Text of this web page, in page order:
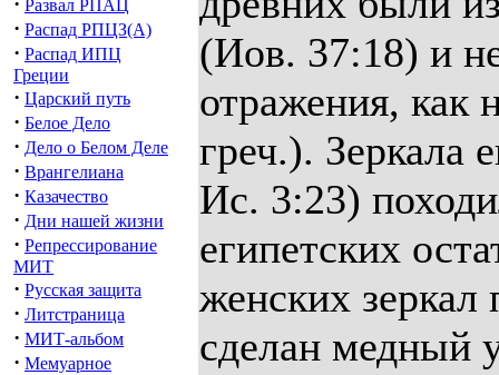
Развал РПАЦ
· Распад РПЦЗ(А)
· Распад ИПЦ
Греции
· Царский путь
· Белое Дело
· Дело о Белом Деле
· Врангелиана
· Казачество
· Дни нашей жизни
· Репрессирование
МИТ
· Русская защита
· Литстраница
· МИТ-альбом
· Мемуарное
(Иов. 37:18) и
отражения, как
греч.). Зеркала
Ис. 3:23)
египетских
женских
сделан медный